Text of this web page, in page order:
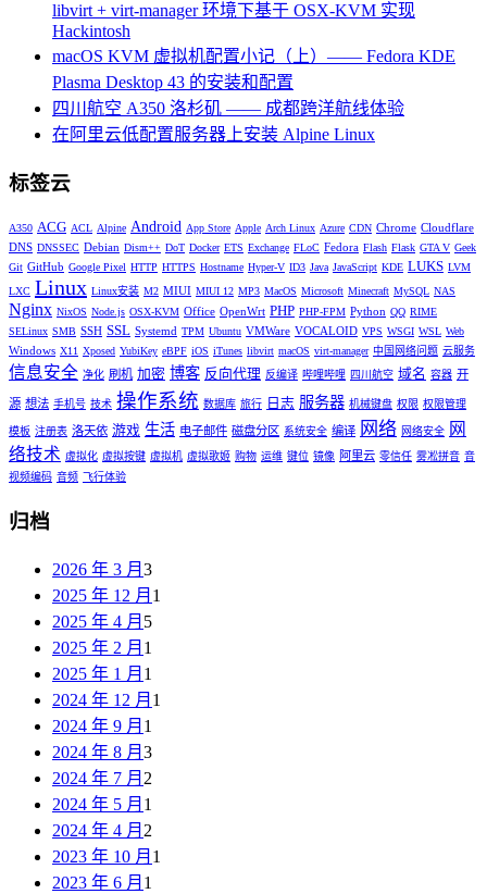
libvirt + virt-manager 环境下基于 OSX-KVM 实现
Hackintosh
macOS KVM 虚拟机配置小记（上）—— Fedora KDE
Plasma Desktop 43 的安装和配置
四川航空 A350 洛杉矶 —— 成都跨洋航线体验
在阿里云低配置服务器上安装 Alpine Linux
标签云
A350 ACG ACL Alpine Android App Store Apple Arch Linux Azure CDN Chrome Cloudflare
DNS DNSSEC Debian Dism++ DoT Docker ETS Exchange FLoC Fedora Flash Flask GTA V Geek
Git GitHub Google Pixel HTTP HTTPS Hostname Hyper-V ID3 Java JavaScript KDE LUKS LVM
LXC Linux Linux安装 M2 MIUI MIUI 12 MP3 MacOS Microsoft Minecraft MySQL NAS
Nginx NixOS Node.js OSX-KVM Office OpenWrt PHP PHP-FPM Python QQ RIME
SELinux SMB SSH SSL Systemd TPM Ubuntu VMWare VOCALOID VPS WSGI WSL Web
Windows X11 Xposed YubiKey eBPF iOS iTunes libvirt macOS virt-manager 中国网络问题 云服务
信息安全 净化 刷机 加密 博客 反向代理 反编译 哔哩哔哩 四川航空 域名 容器 开
源 想法 手机号 技术 操作系统 数据库 旅行 日志 服务器 机械键盘 权限 权限管理
模板 注册表 洛天依 游戏 生活 电子邮件 磁盘分区 系统安全 编译 网络 网络安全
网
络技术 虚拟化 虚拟按键 虚拟机 虚拟歌姬 购物 运维 键位 镜像 阿里云 零信任 雾凇拼音 音
视频编码 音频 飞行体验
归档
2026 年 3 月 3
2025 年 12 月 1
2025 年 4 月 5
2025 年 2 月 1
2025 年 1 月 1
2024 年 12 月 1
2024 年 9 月 1
2024 年 8 月 3
2024 年 7 月 2
2024 年 5 月 1
2024 年 4 月 2
2023 年 10 月 1
2023 年 6 月 1